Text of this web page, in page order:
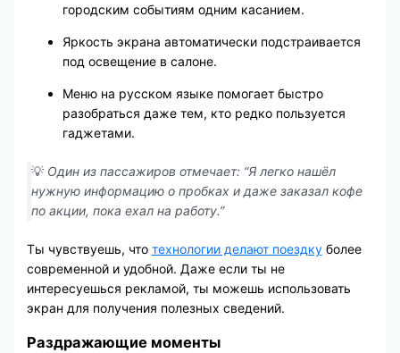
городским событиям одним касанием.
Яркость экрана автоматически подстраивается
под освещение в салоне.
Меню на русском языке помогает быстро
разобраться даже тем, кто редко пользуется
гаджетами.
💡 Один из пассажиров отмечает: “Я легко нашёл
нужную информацию о пробках и даже заказал кофе
по акции, пока ехал на работу.”
Ты чувствуешь, что технологии делают поездкуболее
современной и удобной. Даже если ты не
интересуешься рекламой, ты можешь использовать
экран для получения полезных сведений.
Раздражающие моменты